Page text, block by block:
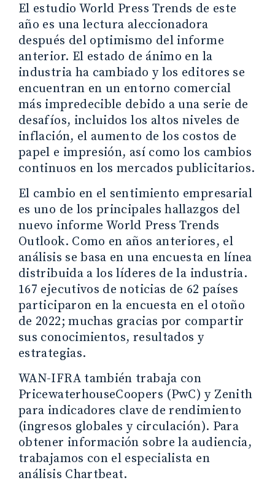
El estudio World Press Trends de este
año es una lectura aleccionadora
después del optimismo del informe
anterior. El estado de ánimo en la
industria ha cambiado y los editores se
encuentran en un entorno comercial
más impredecible debido a una serie de
desafíos, incluidos los altos niveles de
inflación, el aumento de los costos de
papel e impresión, así como los cambios
continuos en los mercados publicitarios.
El cambio en el sentimiento empresarial
es uno de los principales hallazgos del
nuevo informe World Press Trends
Outlook. Como en años anteriores, el
análisis se basa en una encuesta en línea
distribuida a los líderes de la industria.
167 ejecutivos de noticias de 62 países
participaron en la encuesta en el otoño
de 2022; muchas gracias por compartir
sus conocimientos, resultados y
estrategias.
WAN-IFRA también trabaja con
PricewaterhouseCoopers (PwC) y Zenith
para indicadores clave de rendimiento
(ingresos globales y circulación). Para
obtener información sobre la audiencia,
trabajamos con el especialista en
análisis Chartbeat.